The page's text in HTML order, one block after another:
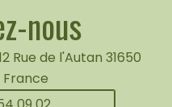
nous
Rue de l'Autan 31650
France